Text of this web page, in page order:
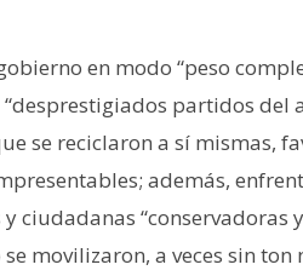
en modo “peso
partidos del
se reciclaron a sí mismas,
además,
ciudadanas “conservadoras
movilizaron, a veces sin